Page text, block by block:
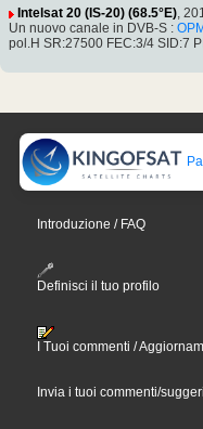
Intelsat 20 (IS-20) (68.5°E),
Un nuovo canale in DVB-S :
pol.H SR:27500 FEC:3/4 SID:7
Introduzione / FAQ
Definisci il tuo profilo
I Tuoi commenti /
Invia i tuoi commenti/